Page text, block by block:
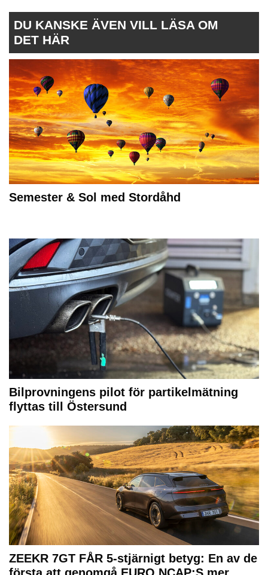
DU KANSKE ÄVEN VILL LÄSA OM
DET HÄR
Semester & Sol med Stordåhd
Bilprovningens pilot för partikelmätning
flyttas till Östersund
ZEEKR 7GT FÅR 5-stjärnigt betyg: En av de